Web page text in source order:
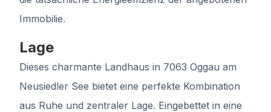
Immobilie.
Lage
Dieses charmante Landhaus in 7063 Oggau am
Neusiedler See bietet eine perfekte Kombination
aus Ruhe und zentraler Lage. Eingebettet in eine